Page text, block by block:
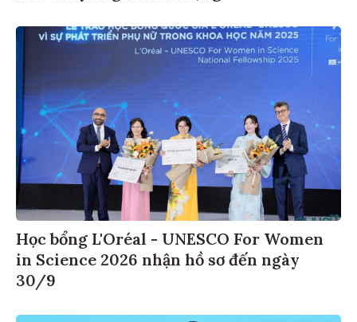
Học bổng L'Oréal - UNESCO For Women
in Science 2026 nhận hồ sơ đến ngày
30/9